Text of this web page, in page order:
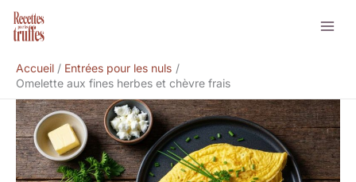
Aller
Accueil
Entrées pour les nuls
Omelette aux fines herbes et chèvre frais
Rechercher